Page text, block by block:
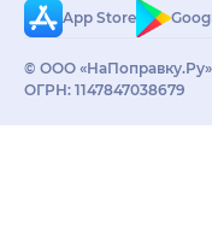
App Store
© ООО
ОГРН: 1147847038679